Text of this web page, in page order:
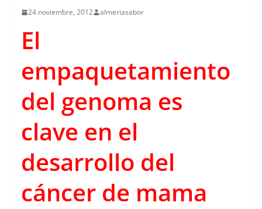
24 noviembre, 2012 almeriasabor
El
empaquetamiento
del genoma es
clave en el
desarrollo del
cáncer de mama